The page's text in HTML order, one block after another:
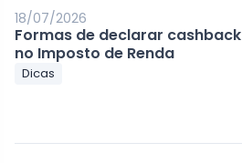
18/07/2026
Formas de declarar cashback
no Imposto de Renda
Dicas